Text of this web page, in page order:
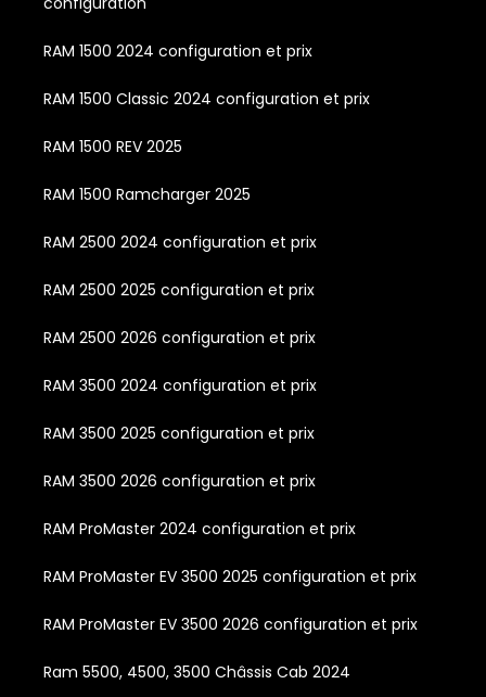
RAM 1500 2024 configuration et prix
RAM 1500 Classic 2024 configuration et prix
RAM 1500 REV 2025
RAM 1500 Ramcharger 2025
RAM 2500 2024 configuration et prix
RAM 2500 2025 configuration et prix
RAM 2500 2026 configuration et prix
RAM 3500 2024 configuration et prix
RAM 3500 2025 configuration et prix
RAM 3500 2026 configuration et prix
RAM ProMaster 2024 configuration et prix
RAM ProMaster EV 3500 2025 configuration et prix
RAM ProMaster EV 3500 2026 configuration et prix
Ram 5500, 4500, 3500 Châssis Cab 2024